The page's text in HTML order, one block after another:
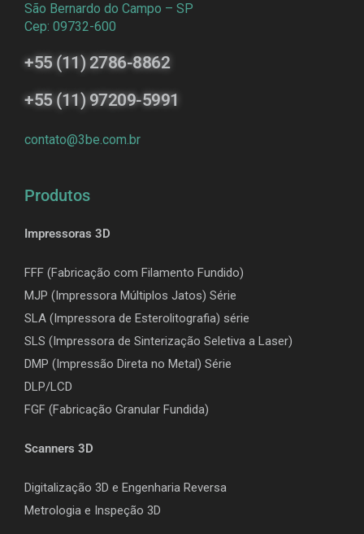
São Bernardo do Campo – SP
Cep: 09732-600
+55 (11) 2786-8862
+55 (11) 97209-5991
contato@3be.com.br
Produtos
Impressoras 3D
FFF (Fabricação com Filamento Fundido)
MJP (Impressora Múltiplos Jatos) Série
SLA (Impressora de Esterolitografia) série
SLS (Impressora de Sinterização Seletiva a Laser)
DMP (Impressão Direta no Metal) Série
DLP/LCD
FGF (Fabricação Granular Fundida)
Scanners 3D
Digitalização 3D e Engenharia Reversa
Metrologia e Inspeção 3D